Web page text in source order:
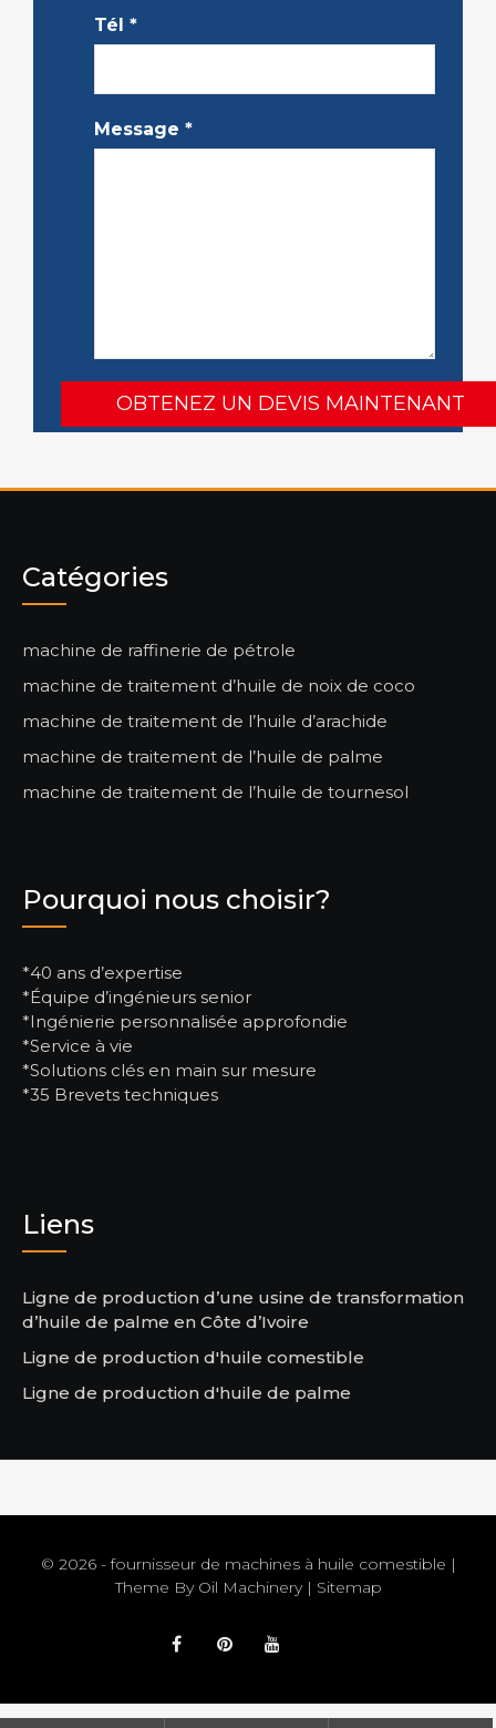
Tél *
Message *
Catégories
machine de raffinerie de pétrole
machine de traitement d’huile de noix de coco
machine de traitement de l’huile d’arachide
machine de traitement de l’huile de palme
machine de traitement de l’huile de tournesol
Pourquoi nous choisir?
*40 ans d’expertise
*Équipe d’ingénieurs senior
*Ingénierie personnalisée approfondie
*Service à vie
*Solutions clés en main sur mesure
*35 Brevets techniques
Liens
Ligne de production d’une usine de transformation
d’huile de palme en Côte d’Ivoire
Ligne de production d'huile comestible
Ligne de production d'huile de palme
© 2026 - fournisseur de machines à huile comestible |
Theme By Oil Machinery| Sitemap